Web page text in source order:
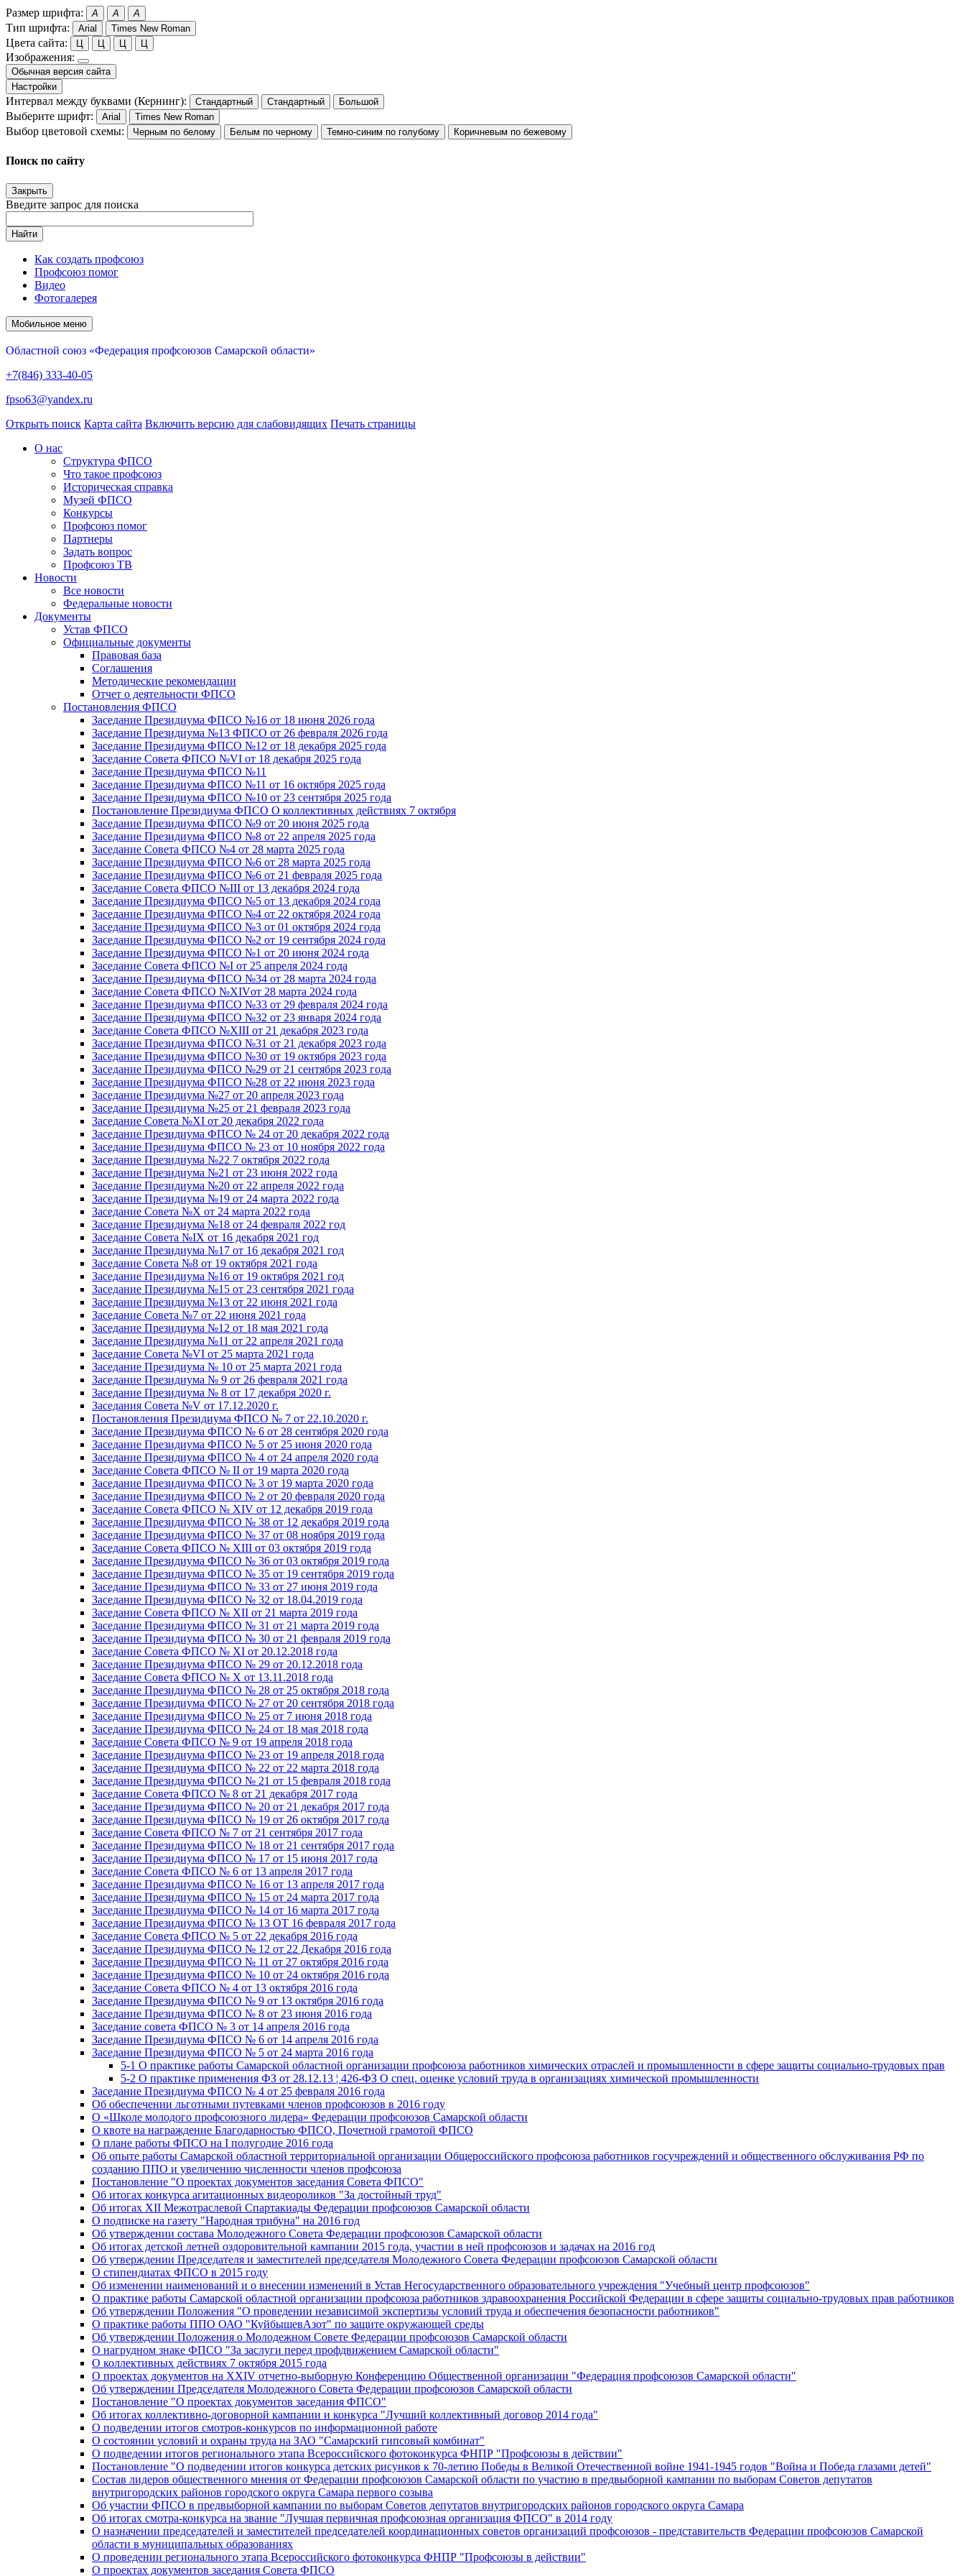
Размер шрифта: A A A
Тип шрифта: Arial Times New Roman
Цвета сайта: Ц Ц Ц Ц
Изображения:
Обычная версия сайта
Настройки
Интервал между буквами (Кернинг): Стандартный Стандартный Большой
Выберите шрифт: Arial Times New Roman
Выбор цветовой схемы: Черным по белому Белым по черному Темно-синим по голубому Коричневым по бежевому
Поиск по сайту
Закрыть
Введите запрос для поиска
Найти
Как создать профсоюз
Профсоюз помог
Видео
Фотогалерея
Мобильное меню
Областной союз «Федерация профсоюзов Самарской области»
+7(846) 333-40-05
fpso63@yandex.ru
Открыть поиск Карта сайта Включить версию для слабовидящих Печать страницы
О нас
Структура ФПСО
Что такое профсоюз
Историческая справка
Музей ФПСО
Конкурсы
Профсоюз помог
Партнеры
Задать вопрос
Профсоюз ТВ
Новости
Все новости
Федеральные новости
Документы
Устав ФПСО
Официальные документы
Правовая база
Соглашения
Методические рекомендации
Отчет о деятельности ФПСО
Постановления ФПСО
Заседание Президиума ФПСО №16 от 18 июня 2026 года
Заседание Президиума №13 ФПСО от 26 февраля 2026 года
Заседание Президиума ФПСО №12 от 18 декабря 2025 года
Заседание Совета ФПСО №VI от 18 декабря 2025 года
Заседание Президиума ФПСО №11
Заседание Президиума ФПСО №11 от 16 октября 2025 года
Заседание Президиума ФПСО №10 от 23 сентября 2025 года
Постановление Президиума ФПСО О коллективных действиях 7 октября
Заседание Президиума ФПСО №9 от 20 июня 2025 года
Заседание Президиума ФПСО №8 от 22 апреля 2025 года
Заседание Совета ФПСО №4 от 28 марта 2025 года
Заседание Президиума ФПСО №6 от 28 марта 2025 года
Заседание Президиума ФПСО №6 от 21 февраля 2025 года
Заседание Совета ФПСО №III от 13 декабря 2024 года
Заседание Президиума ФПСО №5 от 13 декабря 2024 года
Заседание Президиума ФПСО №4 от 22 октября 2024 года
Заседание Президиума ФПСО №3 от 01 октября 2024 года
Заседание Президиума ФПСО №2 от 19 сентября 2024 года
Заседание Президиума ФПСО №1 от 20 июня 2024 года
Заседание Совета ФПСО №I от 25 апреля 2024 года
Заседание Президиума ФПСО №34 от 28 марта 2024 года
Заседание Совета ФПСО №XIVот 28 марта 2024 года
Заседание Президиума ФПСО №33 от 29 февраля 2024 года
Заседание Президиума ФПСО №32 от 23 января 2024 года
Заседание Совета ФПСО №XIII от 21 декабря 2023 года
Заседание Президиума ФПСО №31 от 21 декабря 2023 года
Заседание Президиума ФПСО №30 от 19 октября 2023 года
Заседание Президиума ФПСО №29 от 21 сентября 2023 года
Заседание Президиума ФПСО №28 от 22 июня 2023 года
Заседание Президиума №27 от 20 апреля 2023 года
Заседание Президиума №25 от 21 февраля 2023 года
Заседание Совета №XI от 20 декабря 2022 года
Заседание Президиума ФПСО № 24 от 20 декабря 2022 года
Заседание Президиума ФПСО № 23 от 10 ноября 2022 года
Заседание Президиума №22 7 октября 2022 года
Заседание Президиума №21 от 23 июня 2022 года
Заседание Президиума №20 от 22 апреля 2022 года
Заседание Президиума №19 от 24 марта 2022 года
Заседание Совета №X от 24 марта 2022 года
Заседание Президиума №18 от 24 февраля 2022 год
Заседание Совета №IX от 16 декабря 2021 год
Заседание Президиума №17 от 16 декабря 2021 год
Заседание Совета №8 от 19 октября 2021 года
Заседание Президиума №16 от 19 октября 2021 год
Заседание Президиума №15 от 23 сентября 2021 года
Заседание Президиума №13 от 22 июня 2021 года
Заседание Совета №7 от 22 июня 2021 года
Заседание Президиума №12 от 18 мая 2021 года
Заседание Президиума №11 от 22 апреля 2021 года
Заседание Совета №VI от 25 марта 2021 года
Заседание Президиума № 10 от 25 марта 2021 года
Заседание Президиума № 9 от 26 февраля 2021 года
Заседание Президиума № 8 от 17 декабря 2020 г.
Заседания Совета №V от 17.12.2020 г.
Постановления Президиума ФПСО № 7 от 22.10.2020 г.
Заседание Президиума ФПСО № 6 от 28 сентября 2020 года
Заседание Президиума ФПСО № 5 от 25 июня 2020 года
Заседание Президиума ФПСО № 4 от 24 апреля 2020 года
Заседание Совета ФПСО № II от 19 марта 2020 года
Заседание Президиума ФПСО № 3 от 19 марта 2020 года
Заседание Президиума ФПСО № 2 от 20 февраля 2020 года
Заседание Совета ФПСО № XIV от 12 декабря 2019 года
Заседание Президиума ФПСО № 38 от 12 декабря 2019 года
Заседание Президиума ФПСО № 37 от 08 ноября 2019 года
Заседание Совета ФПСО № XIII от 03 октября 2019 года
Заседание Президиума ФПСО № 36 от 03 октября 2019 года
Заседание Президиума ФПСО № 35 от 19 сентября 2019 года
Заседание Президиума ФПСО № 33 от 27 июня 2019 года
Заседание Президиума ФПСО № 32 от 18.04.2019 года
Заседание Совета ФПСО № XII от 21 марта 2019 года
Заседание Президиума ФПСО № 31 от 21 марта 2019 года
Заседание Президиума ФПСО № 30 от 21 февраля 2019 года
Заседание Совета ФПСО № XI от 20.12.2018 года
Заседание Президиума ФПСО № 29 от 20.12.2018 года
Заседание Совета ФПСО № X от 13.11.2018 года
Заседание Президиума ФПСО № 28 от 25 октября 2018 года
Заседание Президиума ФПСО № 27 от 20 сентября 2018 года
Заседание Президиума ФПСО № 25 от 7 июня 2018 года
Заседание Президиума ФПСО № 24 от 18 мая 2018 года
Заседание Совета ФПСО № 9 от 19 апреля 2018 года
Заседание Президиума ФПСО № 23 от 19 апреля 2018 года
Заседание Президиума ФПСО № 22 от 22 марта 2018 года
Заседание Президиума ФПСО № 21 от 15 февраля 2018 года
Заседание Совета ФПСО № 8 от 21 декабря 2017 года
Заседание Президиума ФПСО № 20 от 21 декабря 2017 года
Заседание Президиума ФПСО № 19 от 26 октября 2017 года
Заседание Совета ФПСО № 7 от 21 сентября 2017 года
Заседание Президиума ФПСО № 18 от 21 сентября 2017 года
Заседание Президиума ФПСО № 17 от 15 июня 2017 года
Заседание Совета ФПСО № 6 от 13 апреля 2017 года
Заседание Президиума ФПСО № 16 от 13 апреля 2017 года
Заседание Президиума ФПСО № 15 от 24 марта 2017 года
Заседание Президиума ФПСО № 14 от 16 марта 2017 года
Заседание Президиума ФПСО № 13 ОТ 16 февраля 2017 года
Заседание Совета ФПСО № 5 от 22 декабря 2016 года
Заседание Президиума ФПСО № 12 от 22 Декабря 2016 года
Заседание Президиума ФПСО № 11 от 27 октября 2016 года
Заседание Президиума ФПСО № 10 от 24 октября 2016 года
Заседание Совета ФПСО № 4 от 13 октября 2016 года
Заседание Президиума ФПСО № 9 от 13 октября 2016 года
Заседание Президиума ФПСО № 8 от 23 июня 2016 года
Заседание совета ФПСО № 3 от 14 апреля 2016 года
Заседание Президиума ФПСО № 6 от 14 апреля 2016 года
Заседание Президиума ФПСО № 5 от 24 марта 2016 года
5-1 О практике работы Самарской областной организации профсоюза работников химических отраслей и промышленности в сфере защиты социально-трудовых прав
5-2 О практике применения ФЗ от 28.12.13 ¦ 426-ФЗ О спец. оценке условий труда в организациях химической промышленности
Заседание Президиума ФПСО № 4 от 25 февраля 2016 года
Об обеспечении льготными путевками членов профсоюзов в 2016 году
О «Школе молодого профсоюзного лидера» Федерации профсоюзов Самарской области
О квоте на награждение Благодарностью ФПСО, Почетной грамотой ФПСО
О плане работы ФПСО на I полугодие 2016 года
Об опыте работы Самарской областной территориальной организации Общероссийского профсоюза работников госучреждений и общественного обслуживания РФ по
созданию ППО и увеличению численности членов профсоюза
Постановление "О проектах документов заседания Совета ФПСО"
Об итогах конкурса агитационных видеороликов "За достойный труд"
Об итогах XII Межотраслевой Спартакиады Федерации профсоюзов Самарской области
О подписке на газету "Народная трибуна" на 2016 год
Об утверждении состава Молодежного Совета Федерации профсоюзов Самарской области
Об итогах детской летней оздоровительной кампании 2015 года, участии в ней профсоюзов и задачах на 2016 год
Об утверждении Председателя и заместителей председателя Молодежного Совета Федерации профсоюзов Самарской области
О стипендиатах ФПСО в 2015 году
Об изменении наименований и о внесении изменений в Устав Негосударственного образовательного учреждения "Учебный центр профсоюзов"
О практике работы Самарской областной организации профсоюза работников здравоохранения Российской Федерации в сфере защиты социально-трудовых прав работников
Об утверждении Положения "О проведении независимой экспертизы условий труда и обеспечения безопасности работников"
О практике работы ППО ОАО "КуйбышевАзот" по защите окружающей среды
Об утверждении Положения о Молодежном Совете Федерации профсоюзов Самарской области
О нагрудном знаке ФПСО "За заслуги перед профдвижением Самарской области"
О коллективных действиях 7 октября 2015 года
О проектах документов на XXIV отчетно-выборную Конференцию Общественной организации "Федерация профсоюзов Самарской области"
Об утверждении Председателя Молодежного Совета Федерации профсоюзов Самарской области
Постановление "О проектах документов заседания ФПСО"
Об итогах коллективно-договорной кампании и конкурса "Лучший коллективный договор 2014 года"
О подведении итогов смотров-конкурсов по информационной работе
О состоянии условий и охраны труда на ЗАО "Самарский гипсовый комбинат"
О подведении итогов регионального этапа Всероссийского фотоконкурса ФНПР "Профсоюзы в действии"
Постановление "О подведении итогов конкурса детских рисунков к 70-летию Победы в Великой Отечественной войне 1941-1945 годов "Война и Победа глазами детей"
Состав лидеров общественного мнения от Федерации профсоюзов Самарской области по участию в предвыборной кампании по выборам Советов депутатов
внутригородских районов городского округа Самара первого созыва
Об участии ФПСО в предвыборной кампании по выборам Советов депутатов внутригородских районов городского округа Самара
Об итогах смотра-конкурса на звание "Лучшая первичная профсоюзная организация ФПСО" в 2014 году
О назначении председателей и заместителей председателей координационных советов организаций профсоюзов - представительств Федерации профсоюзов Самарской
области в муниципальных образованиях
О проведении регионального этапа Всероссийского фотоконкурса ФНПР "Профсоюзы в действии"
О проектах документов заседания Совета ФПСО